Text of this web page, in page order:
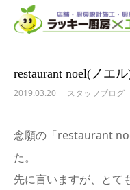
restaurant noel(ノエル)
2019.03.20 スタッフブログ
念願の「restaurant
た。
先に言いますが、とて